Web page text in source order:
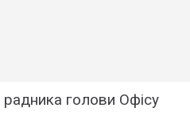
радника голови Офісу